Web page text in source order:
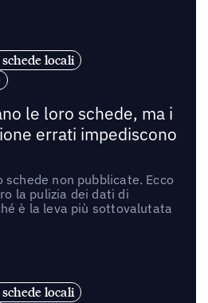
locali
le loro schede, ma i
errati impediscono
non pubblicate. Ecco
la pulizia dei dati di
è la leva più sottovalutata
locali